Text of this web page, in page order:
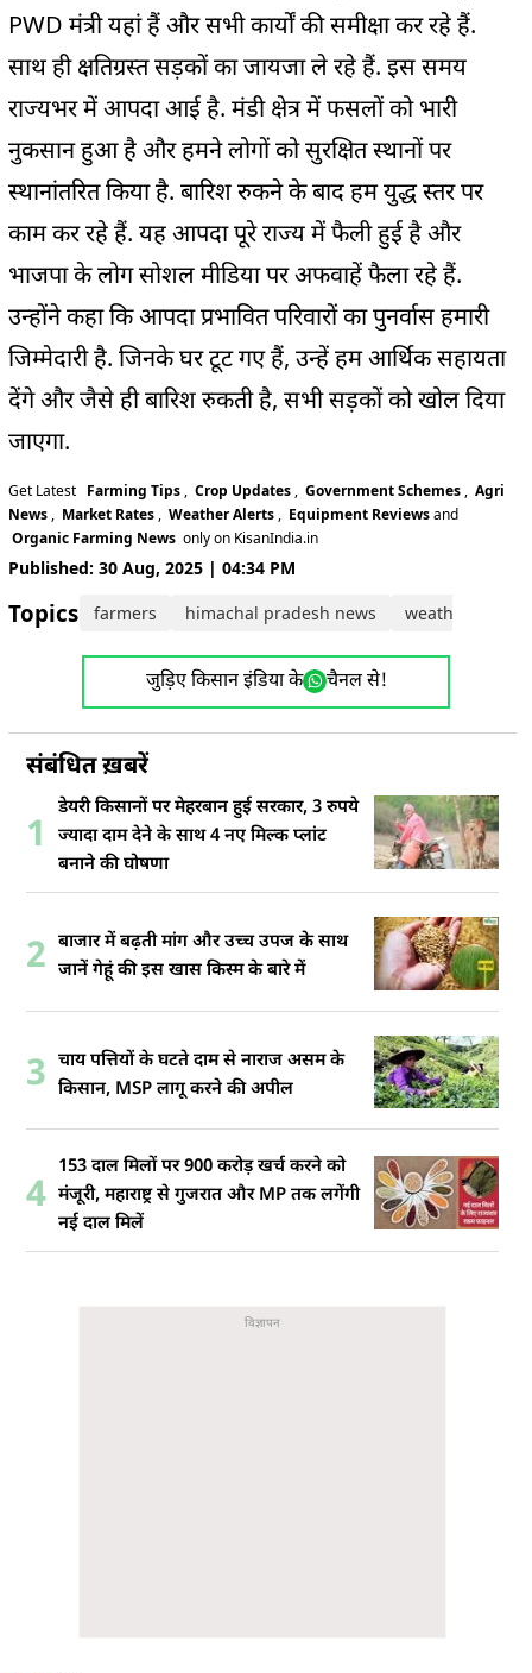
PWD मंत्री यहां हैं और सभी कार्यों की समीक्षा कर रहे हैं.
साथ ही क्षतिग्रस्त सड़कों का जायजा ले रहे हैं. इस समय
राज्यभर में आपदा आई है. मंडी क्षेत्र में फसलों को भारी
नुकसान हुआ है और हमने लोगों को सुरक्षित स्थानों पर
स्थानांतरित किया है. बारिश रुकने के बाद हम युद्ध स्तर पर
काम कर रहे हैं. यह आपदा पूरे राज्य में फैली हुई है और
भाजपा के लोग सोशल मीडिया पर अफवाहें फैला रहे हैं.
उन्होंने कहा कि आपदा प्रभावित परिवारों का पुनर्वास हमारी
जिम्मेदारी है. जिनके घर टूट गए हैं, उन्हें हम आर्थिक सहायता
देंगे और जैसे ही बारिश रुकती है, सभी सड़कों को खोल दिया
जाएगा.
Get Latest Farming Tips , Crop Updates , Government Schemes , Agri
News , Market Rates , Weather Alerts , Equipment Reviewsand
Organic Farming News only on KisanIndia.in
Published: 30 Aug, 2025 | 04:34 PM
Topics: farmers himachal pradesh news weather news
जुड़िए किसान इंडिया के चैनल से!
संबंधित ख़बरें
1
डेयरी किसानों पर मेहरबान हुई सरकार, 3 रुपये
ज्यादा दाम देने के साथ 4 नए मिल्क प्लांट
बनाने की घोषणा
2 बाजार में बढ़ती मांग और उच्च उपज के साथ
जानें गेहूं की इस खास किस्म के बारे में
3 चाय पत्तियों के घटते दाम से नाराज असम के
किसान, MSP लागू करने की अपील
4
153 दाल मिलों पर 900 करोड़ खर्च करने को
मंजूरी, महाराष्ट्र से गुजरात और MP तक लगेंगी
नई दाल मिलें